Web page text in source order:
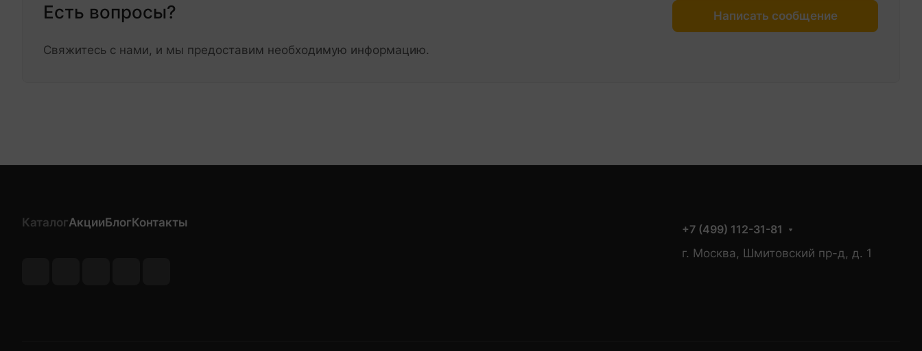
Есть вопросы?
Свяжитесь с нами, и мы предоставим необходимую информацию.
Написать сообщение
КаталогАкцииБлогКонтакты
+7 (499) 112-31-81
г. Москва, Шмитовский пр-д, д. 1